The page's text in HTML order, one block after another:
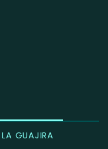
LA GUAJIRA